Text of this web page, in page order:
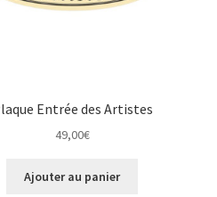
Entrée des Artistes
49,00€
Ajouter au panier